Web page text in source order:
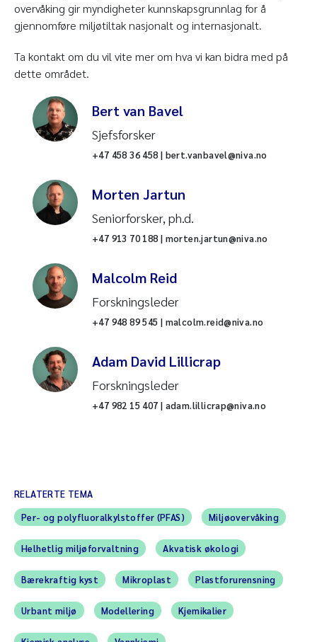
overvåking gir myndigheter kunnskapsgrunnlag for å
gjennomføre miljøtiltak nasjonalt og internasjonalt.
Ta kontakt om du vil vite mer om hva vi kan bidra med på
dette området.
Bert van Bavel
Sjefsforsker
+47 458 36 458 | bert.vanbavel@niva.no
Morten Jartun
Seniorforsker, ph.d.
+47 913 70 188 | morten.jartun@niva.no
Malcolm Reid
Forskningsleder
+47 948 89 545 | malcolm.reid@niva.no
Adam David Lillicrap
Forskningsleder
+47 982 15 407 | adam.lillicrap@niva.no
RELATERTE TEMA
Per- og polyfluoralkylstoffer (PFAS)
Miljøovervåking
Helhetlig miljøforvaltning Akvatisk økologi
Bærekraftig kyst Mikroplast Plastforurensning
Urbant miljø Modellering Kjemikalier